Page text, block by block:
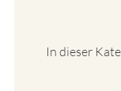
In dieser